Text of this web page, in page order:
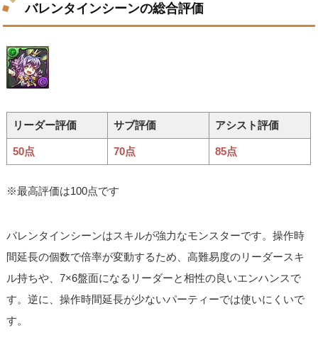
バレンタインシーンの総合評価
リーダー評価 サブ評価 アシスト評価
50点 70点 85点
※最高評価は100点です
バレンタインシーンはスキルが強力なモンスターです。操作時
間延長の個数で倍率が変動するため、高難易度のリーダースキ
ル持ちや、7×6盤面になるリーダーと相性の良いエンハンスで
す。逆に、操作時間延長が少ないパーティーでは使いにくいで
す。